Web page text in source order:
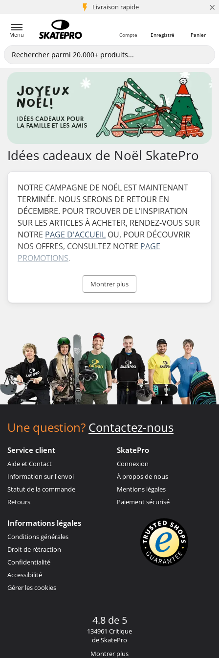
Livraison rapide
+5 mio de clients ×
Menu Panier
Enregistré
Compte
Idées cadeaux de Noël SkatePro
NOTRE CAMPAGNE DE NOËL EST MAINTENANT
TERMINÉE. NOUS SERONS DE RETOUR EN
DÉCEMBRE. POUR TROUVER DE L'INSPIRATION
SUR LES ARTICLES À ACHETER, RENDEZ-VOUS SUR
NOTRE PAGE D'ACCUEIL OU, POUR DÉCOUVRIR
NOS OFFRES, CONSULTEZ NOTRE PAGE
PROMOTIONS.
Bienvenue dans le Guide des cadeaux
incontournables 2025 ! Découvrez notre sélection
de Noël pour toute la famille. Des trottinettes aux
sous le sapin pour les fêtes de fin d'année.
Consultez notreguide des livraisons de Noël
pour connaître les dates limiteset garantir une
livraison dans les délais.
Faites vos achats plus rapidement ! Utilisez nos
rapidement votre recherche et trouver le cadeau
idéal.
Montrer plus
Une question? Contactez-nous
Service client
Aide et Contact
Information sur l'envoi
Statut de la commande
Retours
SkatePro
Connexion
À propos de nous
Mentions légales
Paiement sécurisé
Informations légales
Conditions générales
Droit de rétraction
Confidentialité
Accessibilité
Gérer les cookies
4.8 de 5
134961 Critique
de SkatePro
Montrer plus